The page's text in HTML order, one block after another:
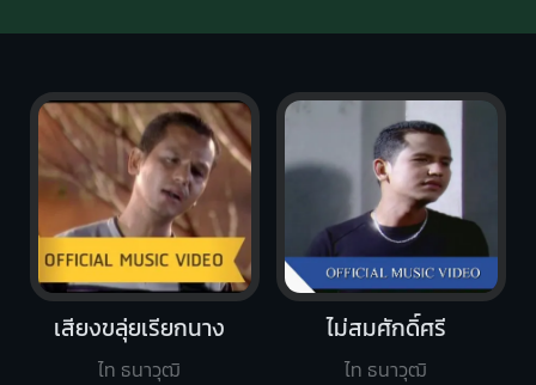
ไม่สมศักดิ์ศรี
ไท ธนาวุฒิ
เสียงขลุ่ยเรียกนาง
ไท ธนาวุฒิ